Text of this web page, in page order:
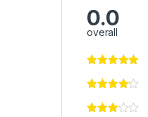
0.0
overall